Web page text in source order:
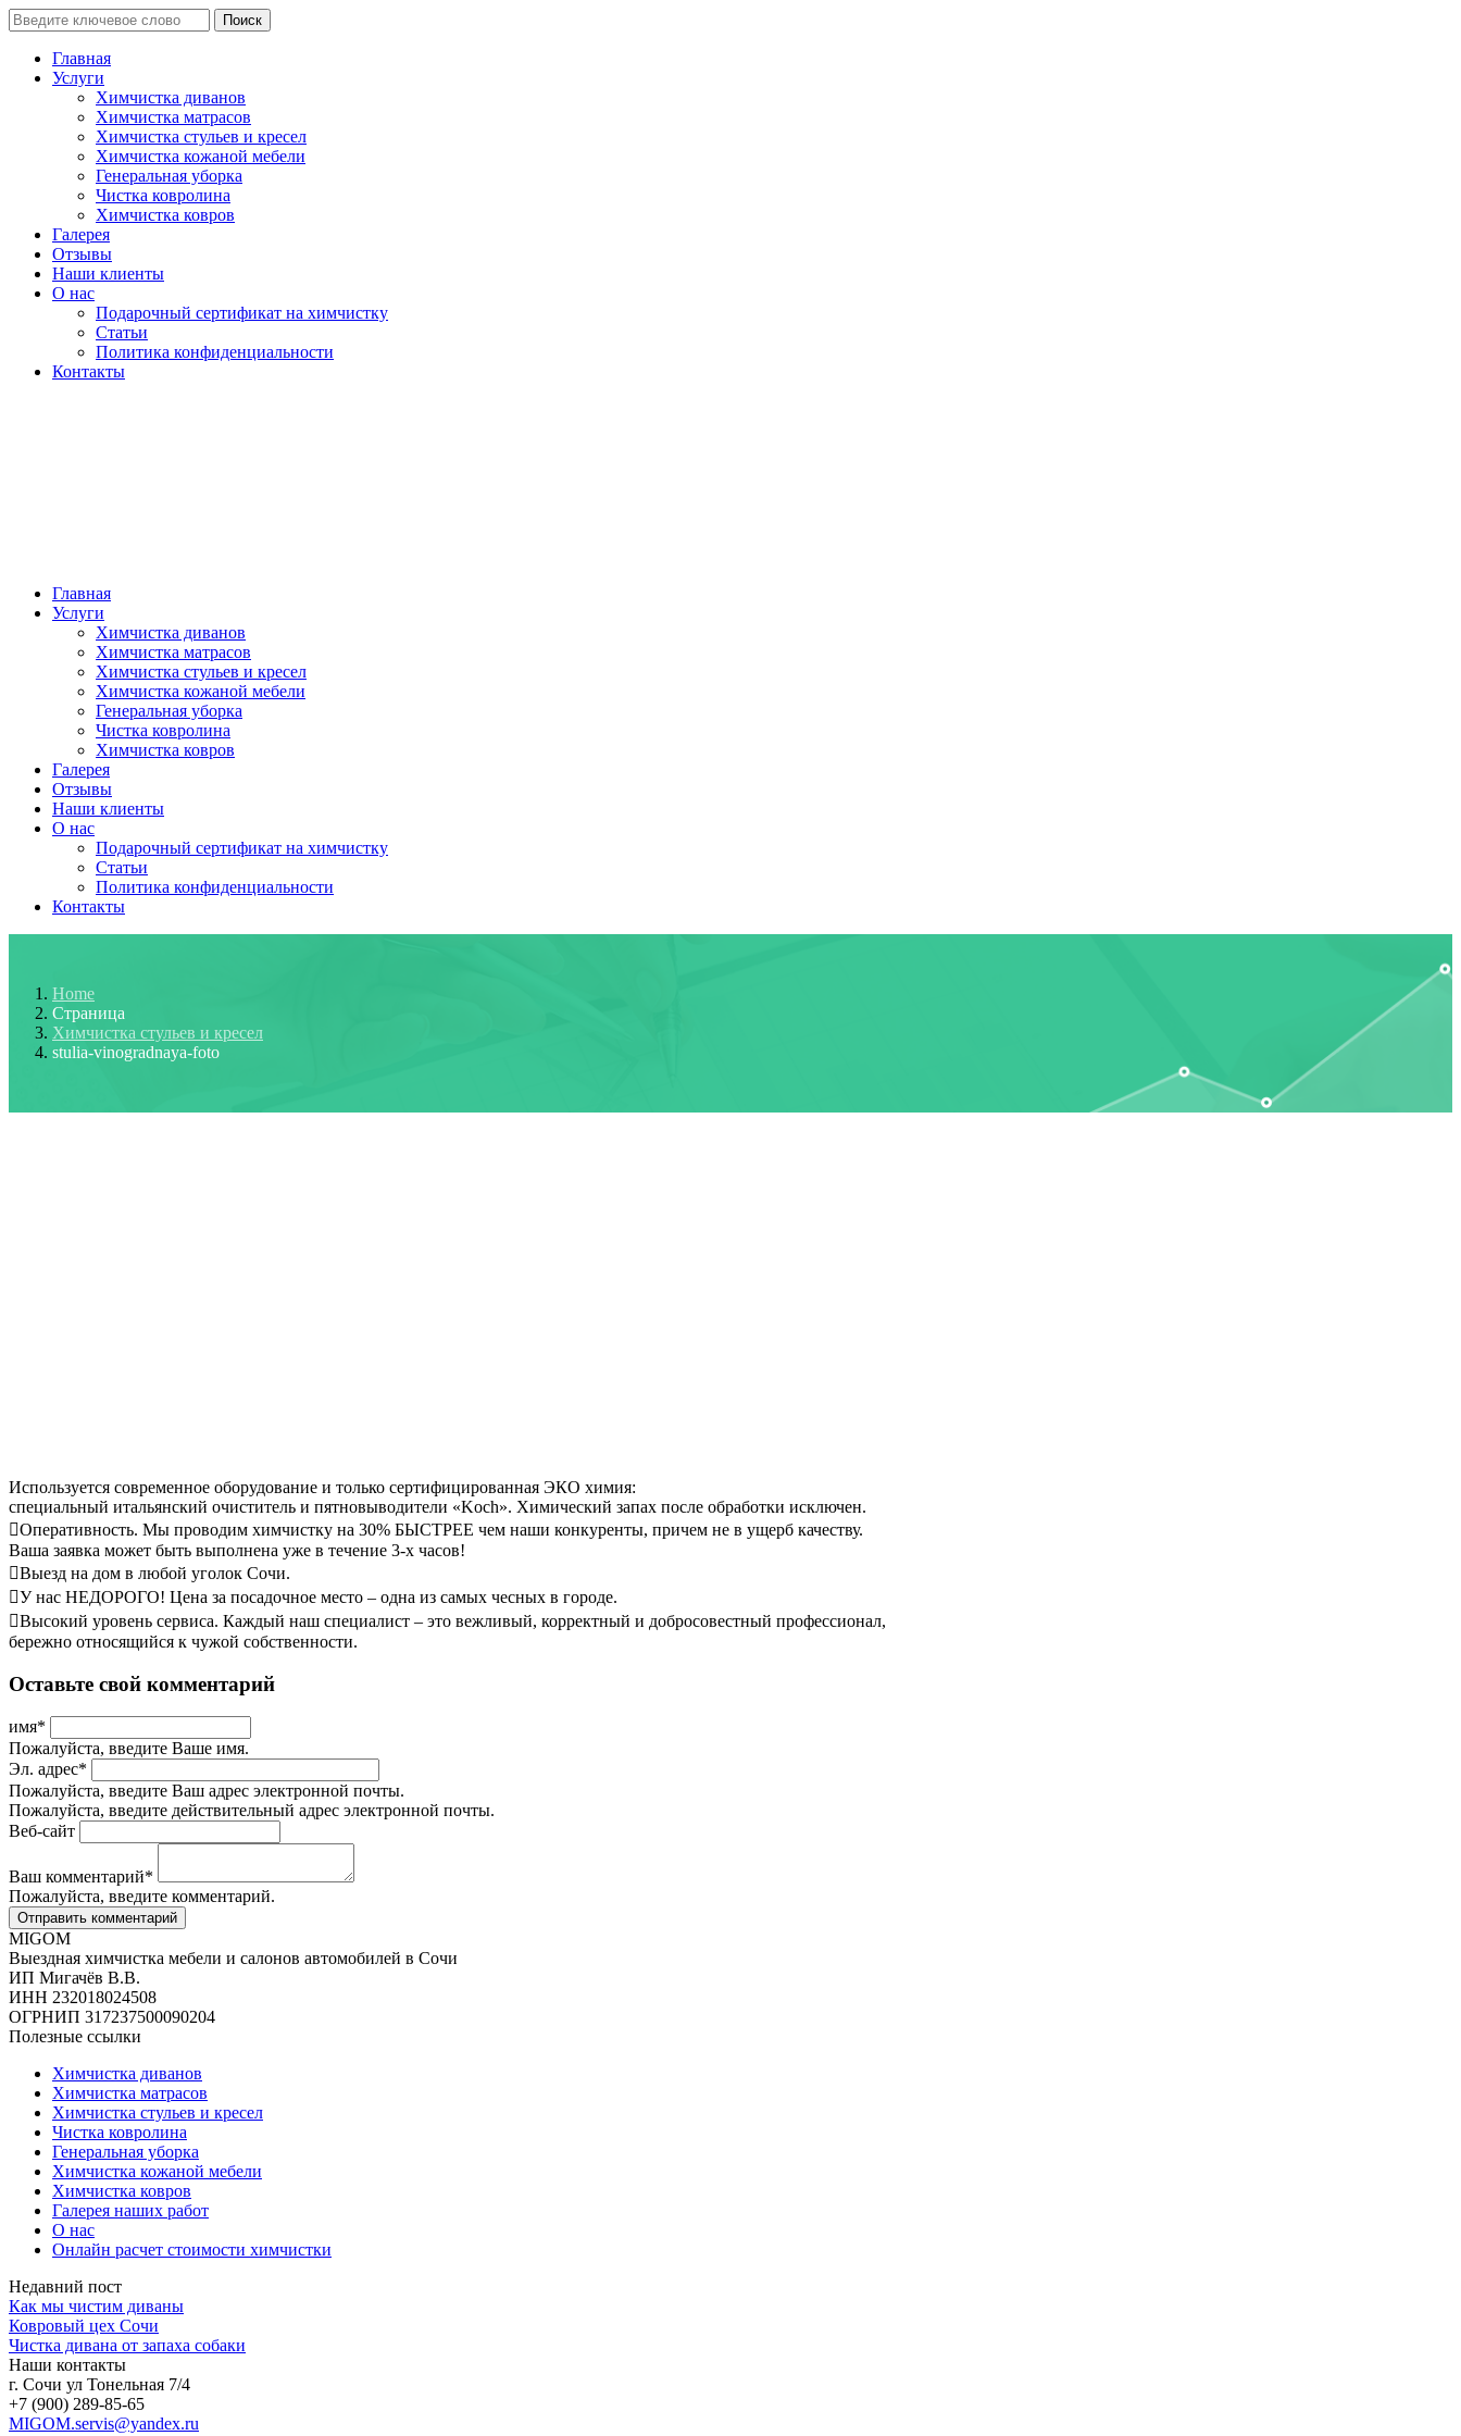
Поиск
Главная
Услуги
Химчистка диванов
Химчистка матрасов
Химчистка стульев и кресел
Химчистка кожаной мебели
Генеральная уборка
Чистка ковролина
Химчистка ковров
Галерея
Отзывы
Наши клиенты
О нас
Подарочный сертификат на химчистку
Статьи
Политика конфиденциальности
Контакты
Главная
Услуги
Химчистка диванов
Химчистка матрасов
Химчистка стульев и кресел
Химчистка кожаной мебели
Генеральная уборка
Чистка ковролина
Химчистка ковров
Галерея
Отзывы
Наши клиенты
О нас
Подарочный сертификат на химчистку
Статьи
Политика конфиденциальности
Контакты
Home
Страница
Химчистка стульев и кресел
stulia-vinogradnaya-foto
Используется современное оборудование и только сертифицированная ЭКО химия:
специальный итальянский очиститель и пятновыводители «Koch». Химический запах после обработки исключен.
Оперативность. Мы проводим химчистку на 30% БЫСТРЕЕ чем наши конкуренты, причем не в ущерб качеству.
Ваша заявка может быть выполнена уже в течение 3-х часов!
Выезд на дом в любой уголок Сочи.
У нас НЕДОРОГО! Цена за посадочное место – одна из самых чесных в городе.
Высокий уровень сервиса. Каждый наш специалист – это вежливый, корректный и добросовестный профессионал,
бережно относящийся к чужой собственности.
Оставьте свой комментарий
имя*
Пожалуйста, введите Ваше имя.
Эл. адрес*
Пожалуйста, введите Ваш адрес электронной почты.
Пожалуйста, введите действительный адрес электронной почты.
Веб-сайт
Ваш комментарий*
Пожалуйста, введите комментарий.
MIGOM
Выездная химчистка мебели и салонов автомобилей в Сочи
ИП Мигачёв В.В.
ИНН 232018024508
ОГРНИП 317237500090204
Полезные ссылки
Химчистка диванов
Химчистка матрасов
Химчистка стульев и кресел
Чистка ковролина
Генеральная уборка
Химчистка кожаной мебели
Химчистка ковров
Галерея наших работ
О нас
Онлайн расчет стоимости химчистки
Недавний пост
Как мы чистим диваны
Ковровый цех Сочи
Чистка дивана от запаха собаки
Наши контакты
г. Сочи ул Тонельная 7/4
+7 (900) 289-85-65
MIGOM.servis@yandex.ru